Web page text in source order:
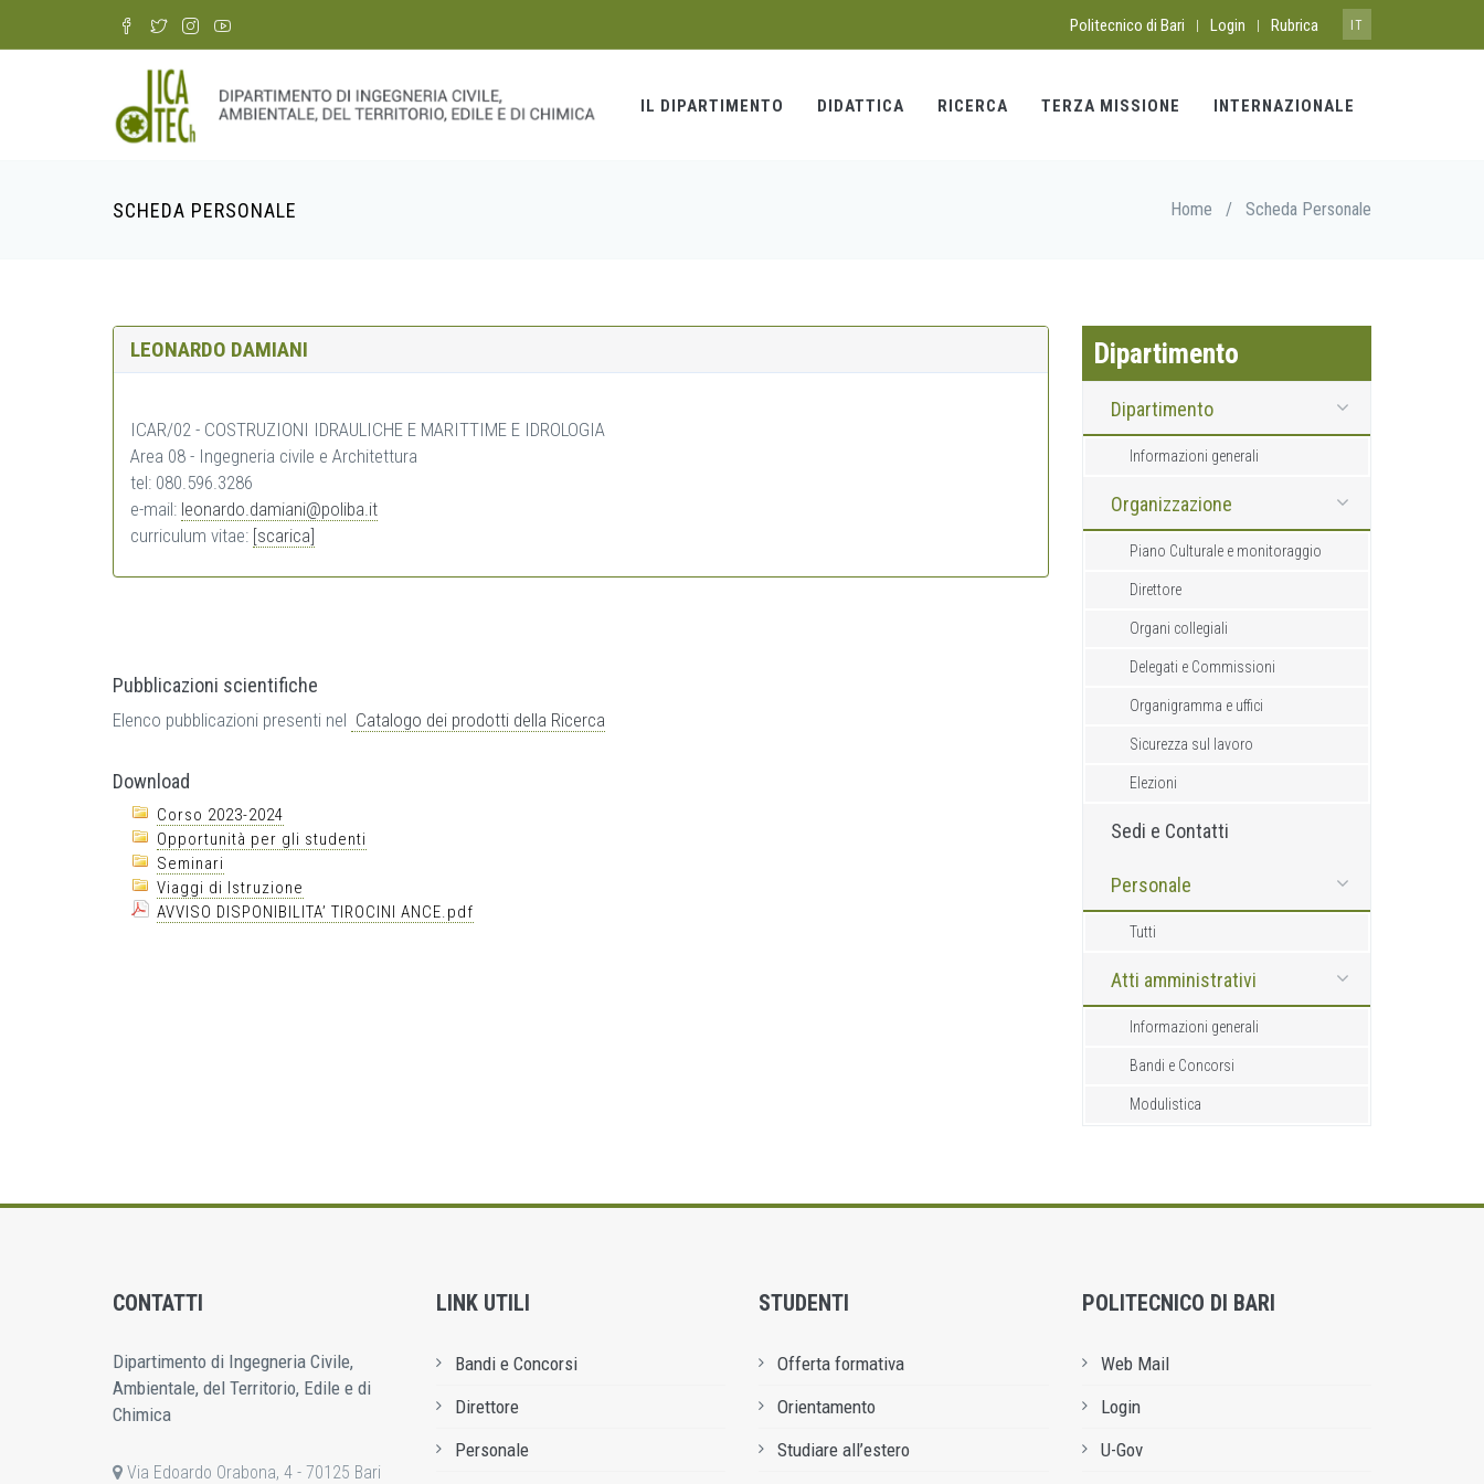
Politecnico di Bari | Login | Rubrica IT
IL DIPARTIMENTO DIDATTICA RICERCA TERZA MISSIONE INTERNAZIONALE
SCHEDA PERSONALE
Breadcrumb Home / Scheda Personale
LEONARDO DAMIANI
ICAR/02 - COSTRUZIONI IDRAULICHE E MARITTIME E IDROLOGIA
Area 08 - Ingegneria civile e Architettura
tel: 080.596.3286
e-mail: leonardo.damiani@poliba.it
curriculum vitae: [scarica]
Pubblicazioni scientifiche
Elenco pubblicazioni presenti nel Catalogo dei prodotti della Ricerca
Download
Corso 2023-2024
Opportunità per gli studenti
Seminari
Viaggi di Istruzione
AVVISO DISPONIBILITA’ TIROCINI ANCE.pdf
Dipartimento
Dipartimento
Informazioni generali
Organizzazione
Piano Culturale e monitoraggio
Direttore
Organi collegiali
Delegati e Commissioni
Organigramma e uffici
Sicurezza sul lavoro
Elezioni
Sedi e Contatti
Personale
Tutti
Atti amministrativi
Informazioni generali
Bandi e Concorsi
Modulistica
CONTATTI
Dipartimento di Ingegneria Civile,
Ambientale, del Territorio, Edile e di
Chimica
Via Edoardo Orabona, 4 - 70125 Bari
LINK UTILI
Bandi e Concorsi
Direttore
Personale
STUDENTI
Offerta formativa
Orientamento
Studiare all’estero
POLITECNICO DI BARI
Web Mail
Login
U-Gov